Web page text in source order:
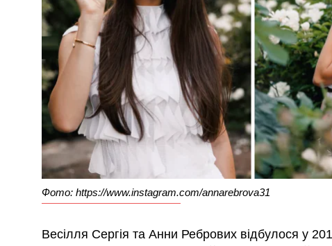
Фото: https://www.instagram.com/annarebrova31
Весілля Сергія та Анни Ребрових відбулося у